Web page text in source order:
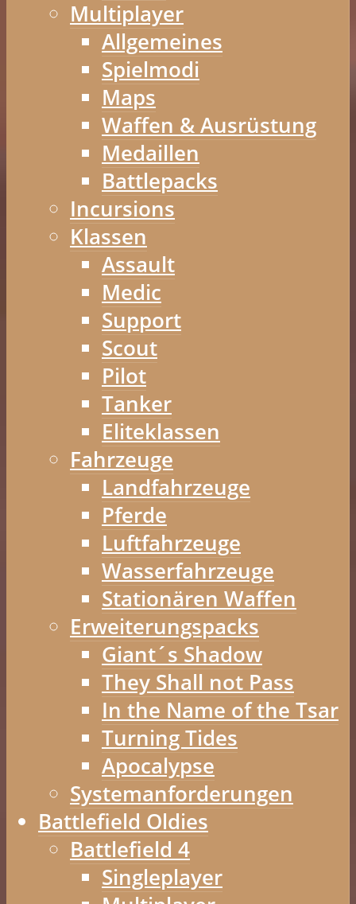
Multiplayer
Allgemeines
Spielmodi
Maps
Waffen & Ausrüstung
Medaillen
Battlepacks
Incursions
Klassen
Assault
Medic
Support
Scout
Pilot
Tanker
Eliteklassen
Fahrzeuge
Landfahrzeuge
Pferde
Luftfahrzeuge
Wasserfahrzeuge
Stationären Waffen
Erweiterungspacks
Giant´s Shadow
They Shall not Pass
In the Name of the Tsar
Turning Tides
Apocalypse
Systemanforderungen
Battlefield Oldies
Battlefield 4
Singleplayer